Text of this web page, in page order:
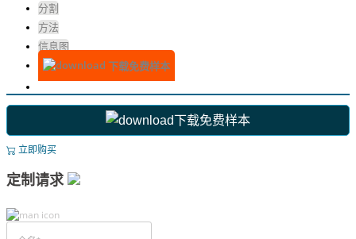
分割
方法
信息图
下载免费样本
下载免费样本
立即购买
定制请求